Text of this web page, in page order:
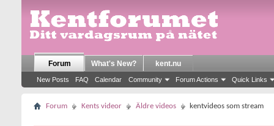
Forum
New Posts FAQ Calendar Community Forum Actions Quick Links
What's New? kent.nu
Forum Kents videor Äldre videos kentvideos som stream